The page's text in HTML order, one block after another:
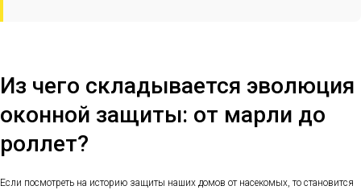
Из чего складывается эволюция
оконной защиты: от марли до
роллет?
Если посмотреть на историю защиты наших домов от насекомых, то становится